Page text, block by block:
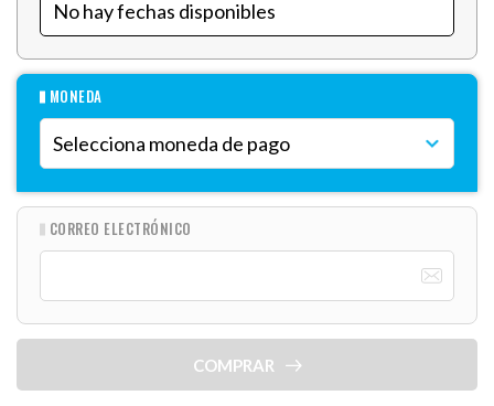
MONEDA
CORREO ELECTRÓNICO
COMPRAR